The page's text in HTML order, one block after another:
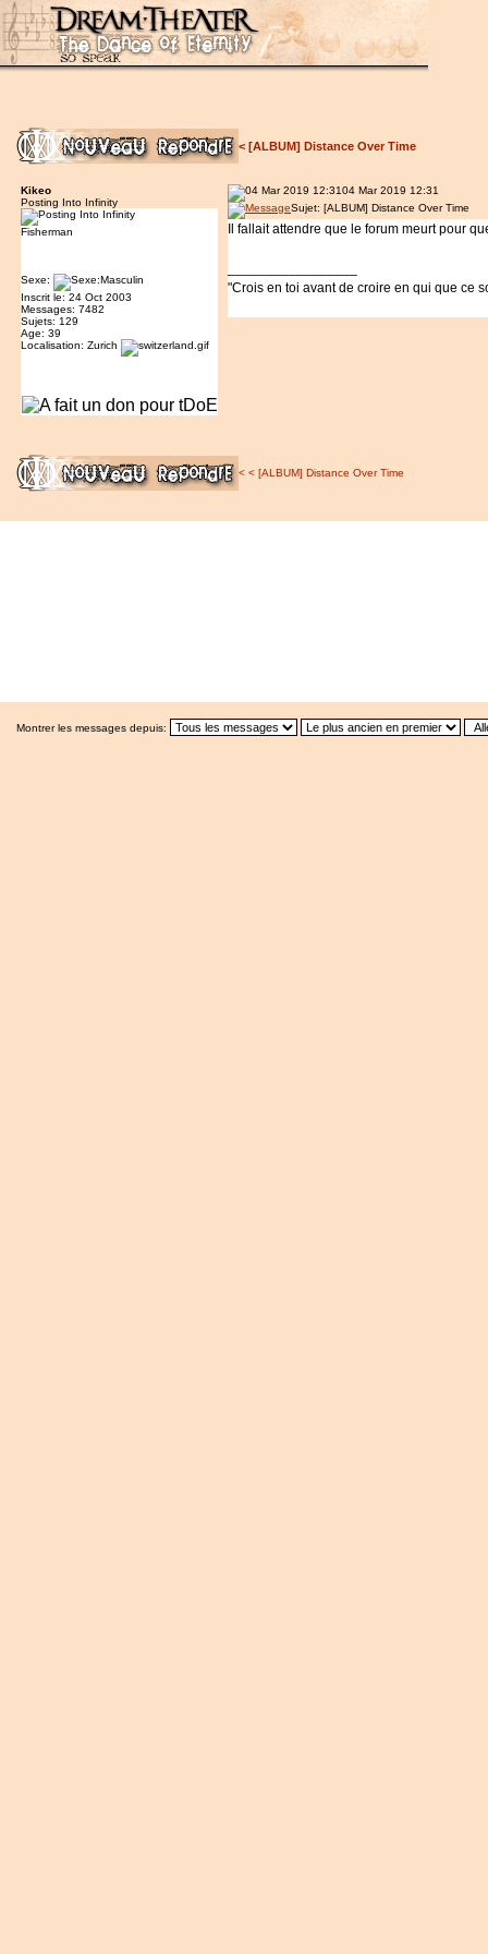
< [ALBUM] Distance Over Time
Kikeo
Posting Into Infinity
Fisherman
Sexe:
Inscrit le: 24 Oct 2003
Messages: 7482
Sujets: 129
Age: 39
Localisation: Zurich
04 Mar 2019 12:31
Sujet: [ALBUM] Distance Over Time
Il fallait attendre que le forum meurt pour
"Crois en toi avant de croire en qui que ce
< < [ALBUM] Distance Over Time
Montrer les messages depuis: